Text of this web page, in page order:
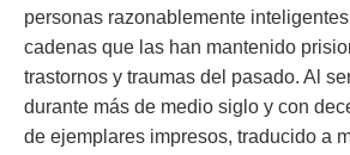
personas razonablemente
cadenas que las han mantenido
trastornos y traumas del pasado. Al
durante más de medio siglo y con
de ejemplares impresos, traducido a